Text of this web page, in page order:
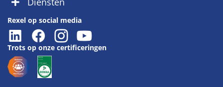
Rexel op social media
Trots op onze certificeringen